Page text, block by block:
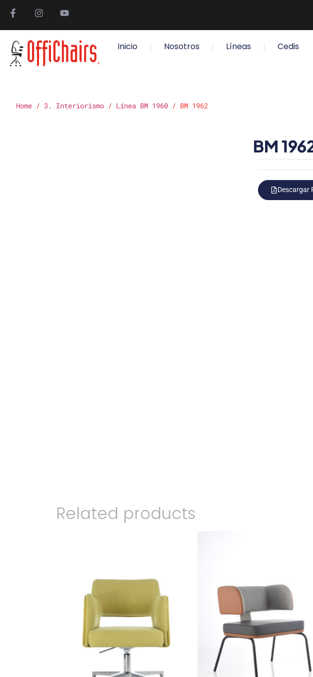
Inicio Nosotros Líneas Cedis
Home / 3. Interiorismo / Línea BM 1960 / BM 1962
BM
Descargar
Related products